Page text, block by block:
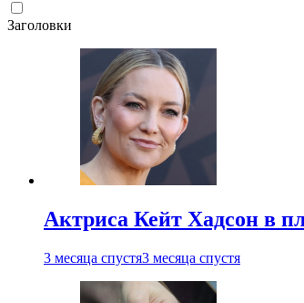
Заголовки
Актриса Кейт Хадсон в
3 месяца спустя3 месяца спустя